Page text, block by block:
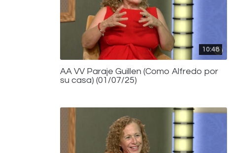
10:48
AA VV Paraje Guillen (Como Alfredo por
su casa) (01/07/25)